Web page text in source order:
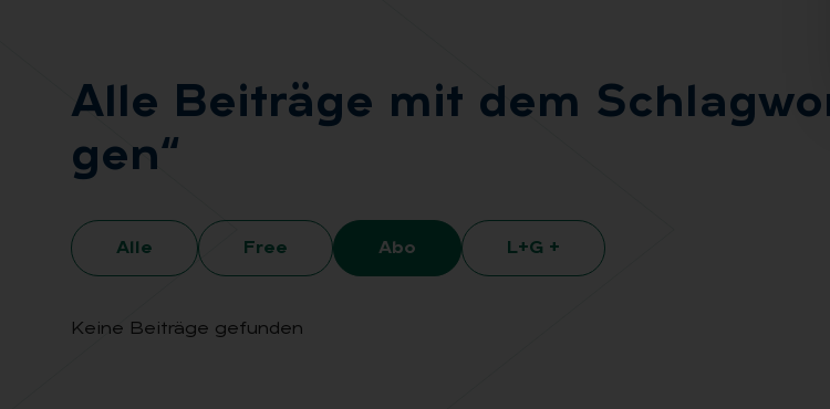
Alle Bei­trä­ge mit dem
gen“
Alle Free Abo L+G +
Keine Beiträge gefunden